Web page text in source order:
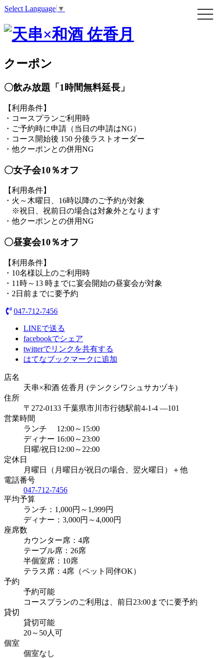
Select Language ▼
クーポン
〇飲み放題「1時間無料延長」
【利用条件】
・コースプランご利用時
・ご予約時に申請（当日の申請はNG）
・コース開始後 150 分後ラストオーダー
・他クーポンとの併用NG
〇女子会10％オフ
【利用条件】
・火～木曜日、16時以降のご予約が対象
※祝日、祝前日の場合は対象外となります
・他クーポンとの併用NG
〇昼宴会10％オフ
【利用条件】
・10名様以上のご利用時
・11時～13 時までに宴会開始の昼宴会が対象
・2日前までに要予約
047-712-7456
LINEで送る
facebookでシェア
twitterでリンクを共有する
はてなブックマークに追加
店名
天串×和酒 佐香月 (テンクシワシュサカヅキ)
住所
〒272-0133 千葉県市川市行徳駅前4-1-4 ―101
営業時間
ランチ 12:00～15:00
ディナー 16:00～23:00
日曜/祝日12:00～22:00
定休日
月曜日（月曜日が祝日の場合、翌火曜日）＋他
電話番号
047-712-7456
平均予算
ランチ：1,000円～1,999円
ディナー：3,000円～4,000円
座席数
カウンター席：4席
テーブル席：26席
半個室席：10席
テラス席：4席（ペット同伴OK）
予約
予約可能
コースプランのご利用は、前日23:00までに要予約
貸切
貸切可能
20～50人可
個室
個室なし